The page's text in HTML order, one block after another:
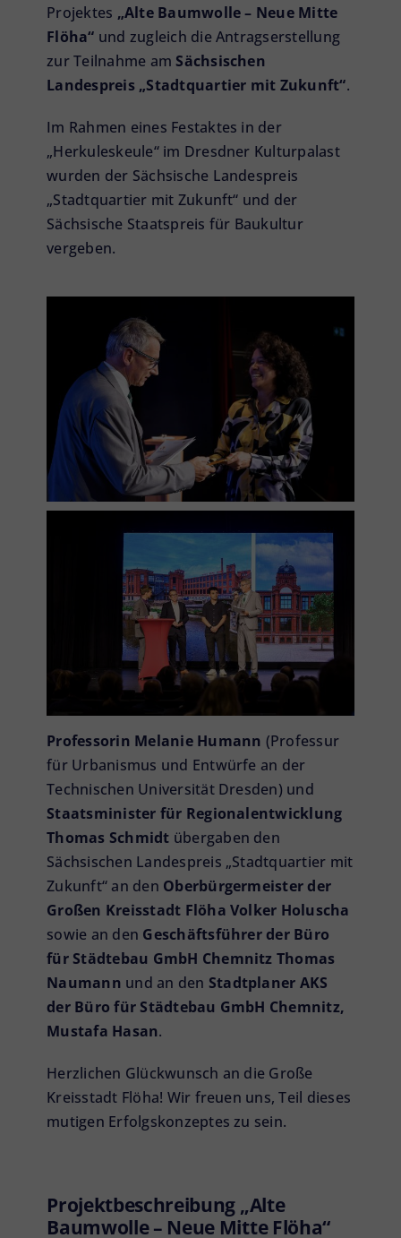
Projektes „Alte Baumwolle – Neue Mitte
Flöha“ und zugleich die Antragserstellung
zur Teilnahme am Sächsischen
Landespreis „Stadtquartier mit Zukunft“.
Im Rahmen eines Festaktes in der
„Herkuleskeule“ im Dresdner Kulturpalast
wurden der Sächsische Landespreis
„Stadtquartier mit Zukunft“ und der
Sächsische Staatspreis für Baukultur
vergeben.
Professorin Melanie Humann (Professur
für Urbanismus und Entwürfe an der
Technischen Universität Dresden) und
Staatsminister für Regionalentwicklung
Thomas Schmidt übergaben den
Sächsischen Landespreis „Stadtquartier mit
Zukunft“ an den Oberbürgermeister der
Großen Kreisstadt Flöha Volker Holuscha
sowie an den Geschäftsführer der Büro
für Städtebau GmbH Chemnitz Thomas
Naumann und an den Stadtplaner AKS
der Büro für Städtebau GmbH Chemnitz,
Mustafa Hasan.
Herzlichen Glückwunsch an die Große
Kreisstadt Flöha! Wir freuen uns, Teil dieses
mutigen Erfolgskonzeptes zu sein.
Projektbeschreibung „Alte
Baumwolle – Neue Mitte Flöha“